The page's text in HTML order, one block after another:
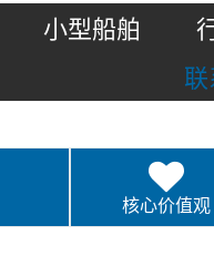
小型船舶
核心价值观